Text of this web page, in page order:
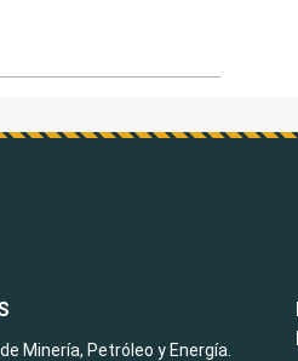
Minería, Petróleo y Energía.